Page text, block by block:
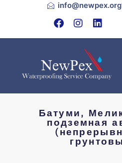
info@newpex.org
Батуми,
подземная